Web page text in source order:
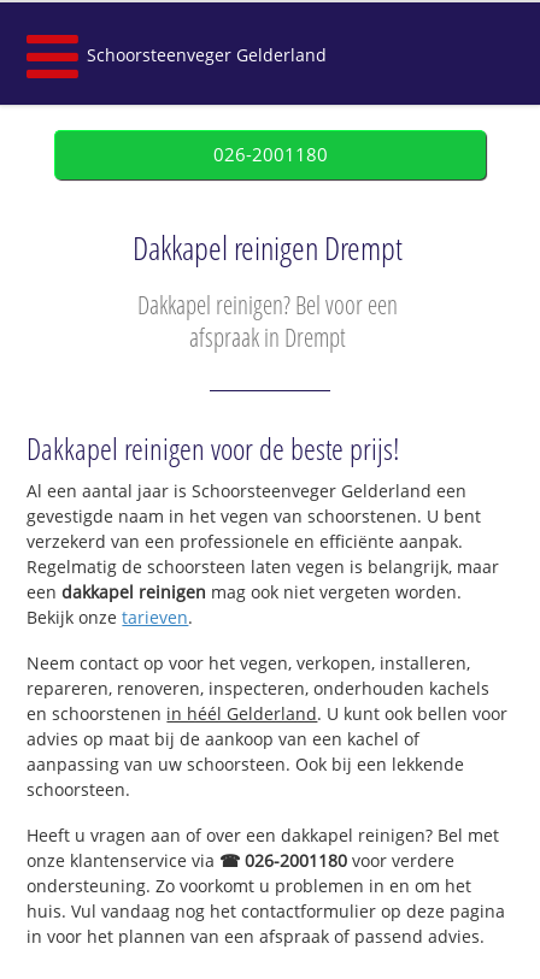
Schoorsteenveger Gelderland
026-2001180
Dakkapel reinigen Drempt
Dakkapel reinigen? Bel voor een
afspraak in Drempt
Dakkapel reinigen voor de beste prijs!
Al een aantal jaar is Schoorsteenveger Gelderland een
gevestigde naam in het vegen van schoorstenen. U bent
verzekerd van een professionele en efficiënte aanpak.
Regelmatig de schoorsteen laten vegen is belangrijk, maar
eendakkapel reinigen mag ook niet vergeten worden.
Bekijk onzetarieven.
Neem contact op voor het vegen, verkopen, installeren,
repareren, renoveren, inspecteren, onderhouden kachels
en schoorstenen in héél Gelderland. U kunt ook bellen voor
advies op maat bij de aankoop van een kachel of
aanpassing van uw schoorsteen. Ook bij een lekkende
schoorsteen.
Heeft u vragen aan of over een dakkapel reinigen? Bel met
onze klantenservice via ☎ 026-2001180 voor verdere
ondersteuning. Zo voorkomt u problemen in en om het
huis. Vul vandaag nog het contactformulier op deze pagina
in voor het plannen van een afspraak of passend advies.